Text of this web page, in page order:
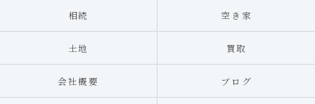
相続 空き家
土地 買取
会社概要 ブログ